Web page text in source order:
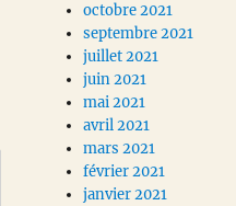
octobre 2021
septembre 2021
juillet 2021
juin 2021
mai 2021
avril 2021
mars 2021
février 2021
janvier 2021